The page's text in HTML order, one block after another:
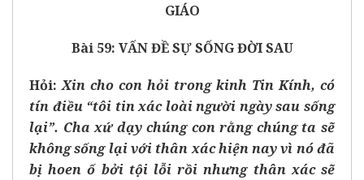
GIÁO
Bài 59: VẤN ĐỀ SỰ SỐNG ĐỜI SAU
Hỏi:Xin cho con hỏi trong kinh Tin Kính, có
tín điều “tôi tin xác loài người ngày sau sống
lại”. Cha xứ dạy chúng con rằng chúng ta sẽ
không sống lại với thân xác hiện nay vì nó đã
bị hoen ố bởi tội lỗi rồi nhưng thân xác sẽ